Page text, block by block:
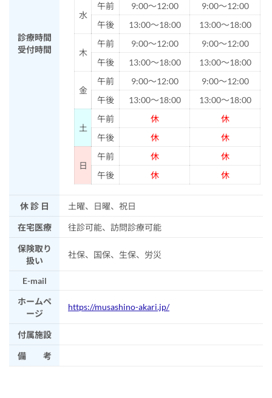
診療時間
受付時間
水
午前 9:00～12:00
9:00～12:00
午後
13:00～18:00 13:00～18:00
木
午前 9:00～12:00
9:00～12:00
午後
13:00～18:00 13:00～18:00
金
午前 9:00～12:00
9:00～12:00
午後
13:00～18:00 13:00～18:00
土
午前 休
休
午後
休 休
日
午前 休
休
午後
休 休
休 診 日 土曜、日曜、祝日
在宅医療 往診可能、訪問診療可能
保険取り
扱い
社保、国保、生保、労災
E-mail
ホームペ
ージ
https://musashino-akari.jp/
付属施設
備 考